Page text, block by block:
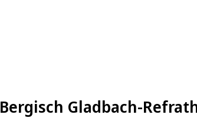
Gladbach-